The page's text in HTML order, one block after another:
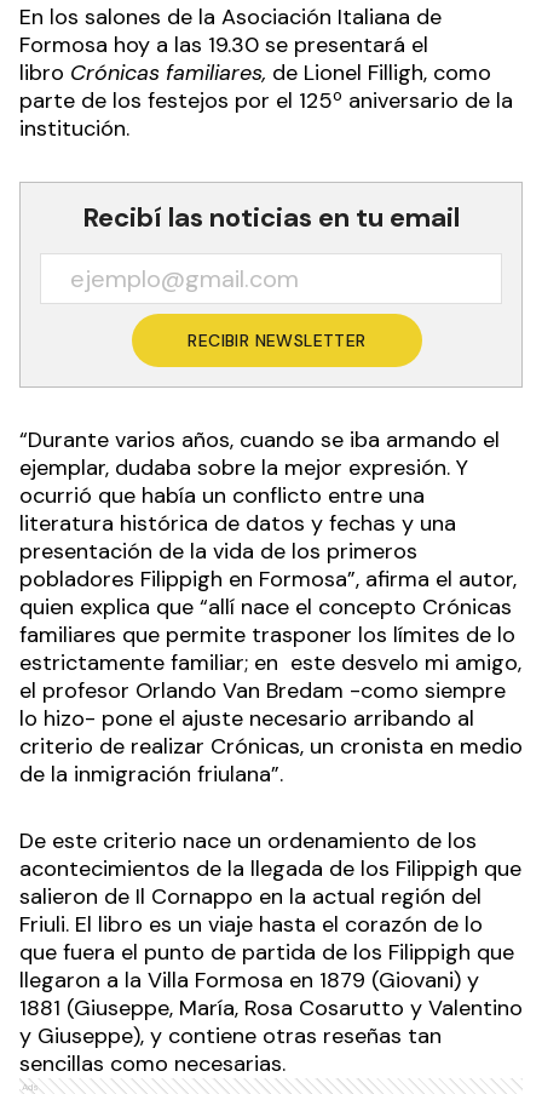
En los salones de la Asociación Italiana de
Formosa hoy a las 19.30 se presentará el
libro Crónicas familiares, de Lionel Filligh, como
parte de los festejos por el 125º aniversario de la
institución.
Recibí las noticias en tu email
RECIBIR NEWSLETTER
“Durante varios años, cuando se iba armando el
ejemplar, dudaba sobre la mejor expresión. Y
ocurrió que había un conflicto entre una
literatura histórica de datos y fechas y una
presentación de la vida de los primeros
pobladores Filippigh en Formosa”, afirma el autor,
quien explica que “allí nace el concepto Crónicas
familiares que permite trasponer los límites de lo
estrictamente familiar; en este desvelo mi amigo,
el profesor Orlando Van Bredam -como siempre
lo hizo- pone el ajuste necesario arribando al
criterio de realizar Crónicas, un cronista en medio
de la inmigración friulana”.
De este criterio nace un ordenamiento de los
acontecimientos de la llegada de los Filippigh que
salieron de Il Cornappo en la actual región del
Friuli. El libro es un viaje hasta el corazón de lo
que fuera el punto de partida de los Filippigh que
llegaron a la Villa Formosa en 1879 (Giovani) y
1881 (Giuseppe, María, Rosa Cosarutto y Valentino
y Giuseppe), y contiene otras reseñas tan
sencillas como necesarias.
Ads